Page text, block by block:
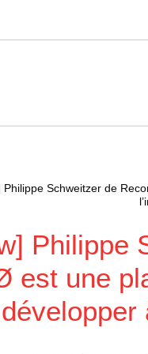
Philippe Schweitzer de
Philippe
est une
développer